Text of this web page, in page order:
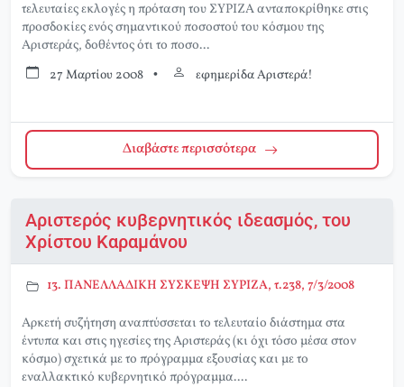
τελευταίες εκλογές η πρόταση του ΣΥΡΙΖΑ ανταποκρίθηκε στις
προσδοκίες ενός σημαντικού ποσοστού του κόσμου της
Αριστεράς, δοθέντος ότι το ποσο...
27 Μαρτίου 2008 • εφημερίδα Αριστερά!
Διαβάστε περισσότερα
Αριστερός κυβερνητικός ιδεασμός, του
Χρίστου Καραμάνου
13. ΠΑΝΕΛΛΑΔΙΚΗ ΣΥΣΚΕΨΗ ΣΥΡΙΖΑ, τ.238, 7/3/2008
Αρκετή συζήτηση αναπτύσσεται το τελευταίο διάστημα στα
έντυπα και στις ηγεσίες της Αριστεράς (κι όχι τόσο μέσα στον
κόσμο) σχετικά με το πρόγραμμα εξουσίας και με το
εναλλακτικό κυβερνητικό πρόγραμμα....